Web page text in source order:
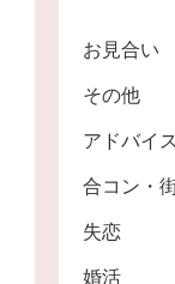
お見合い
その他
アドバイス
合コン・
失恋
婚活